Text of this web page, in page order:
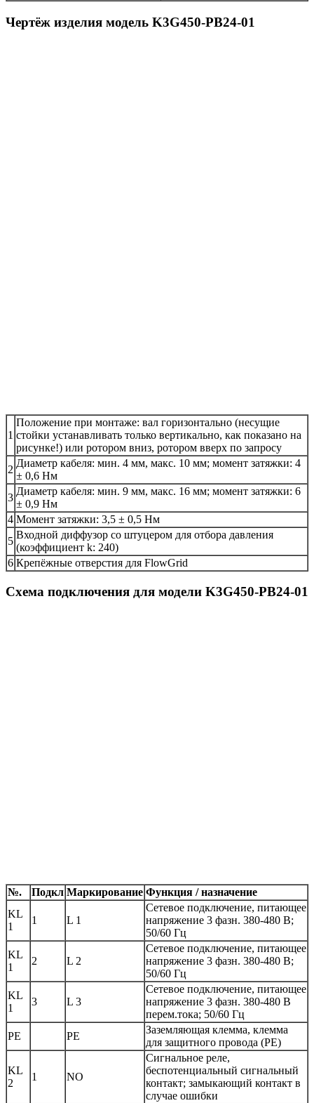
Чертёж изделия модель K3G450-PB24-01
1
Положение при монтаже: вал горизонтально (несущие
стойки устанавливать только вертикально, как показано на
рисунке!) или ротором вниз, ротором вверх по запросу
2
Диаметр кабеля: мин. 4 мм, макс. 10 мм; момент затяжки: 4
± 0,6 Нм
3
Диаметр кабеля: мин. 9 мм, макс. 16 мм; момент затяжки: 6
± 0,9 Нм
4 Момент затяжки: 3,5 ± 0,5 Нм
5
Входной диффузор со штуцером для отбора давления
(коэффициент k: 240)
6 Крепёжные отверстия для FlowGrid
Схема подключения для модели K3G450-PB24-01
№. Подкл Маркирование Функция / назначение
KL
1
1 L 1
Сетевое подключение, питающее
напряжение 3 фазн. 380-480 В;
50/60 Гц
KL
1
2 L 2
Сетевое подключение, питающее
напряжение 3 фазн. 380-480 В;
50/60 Гц
KL
1
3 L 3
Сетевое подключение, питающее
напряжение 3 фазн. 380-480 В
перем.тока; 50/60 Гц
PE
PE
Заземляющая клемма, клемма
для защитного провода (PE)
KL
2
1 NO
Сигнальное реле,
беспотенциальный сигнальный
контакт; замыкающий контакт в
случае ошибки